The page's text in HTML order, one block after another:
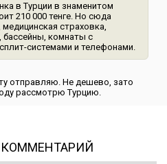
в Турции в знаменитом
210 000 тенге. Но сюда
страховка,
бассейны, комнаты с
системами и телефонами.
отправляю. Не дешево, зато
рассмотрю Турцию.